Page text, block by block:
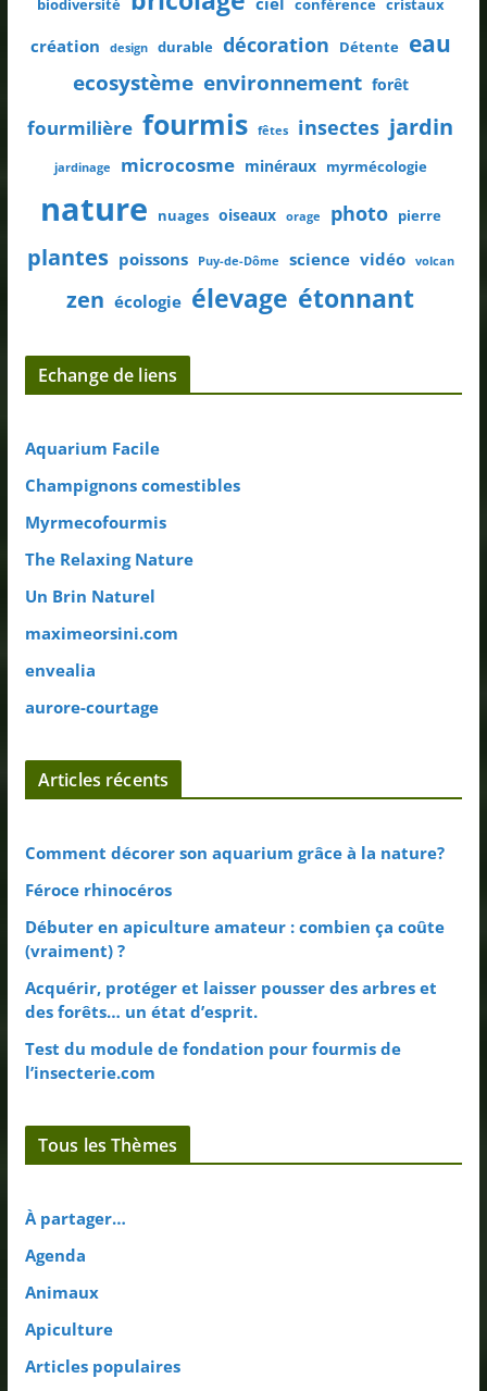
biodiversité conférence cristaux
création design durable décoration Détente eau
ecosystème environnement forêt
fourmilière fourmis fêtes insectes jardin
jardinage microcosme minéraux myrmécologie
nature nuages oiseaux orage photo pierre
plantes poissons Puy-de-Dôme science vidéo volcan
zen écologie élevage étonnant
Echange de liens
Aquarium Facile
Champignons comestibles
Myrmecofourmis
The Relaxing Nature
Un Brin Naturel
maximeorsini.com
envealia
aurore-courtage
Articles récents
Comment décorer son aquarium grâce à la nature?
Féroce rhinocéros
Débuter en apiculture amateur : combien ça coûte
(vraiment) ?
Acquérir, protéger et laisser pousser des arbres et
des forêts… un état d’esprit.
Test du module de fondation pour fourmis de
l’insecterie.com
Tous les Thèmes
À partager…
Agenda
Animaux
Apiculture
Articles populaires